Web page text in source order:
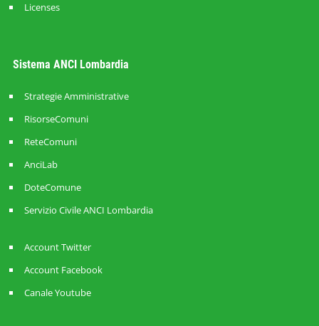
Licenses
Sistema ANCI Lombardia
Strategie Amministrative
RisorseComuni
ReteComuni
AnciLab
DoteComune
Servizio Civile ANCI Lombardia
Account Twitter
Account Facebook
Canale Youtube